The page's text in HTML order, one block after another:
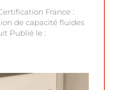
France :
de capacité fluides
Publié le :